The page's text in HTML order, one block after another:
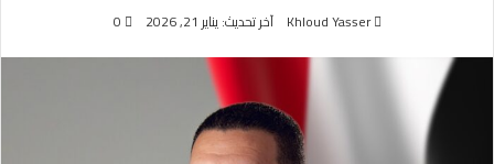
Khloud Yasser آخر تحديث: يناير 21, 2026 0